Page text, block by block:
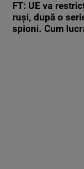
FT: UE va
ruși, după o
spioni. Cum